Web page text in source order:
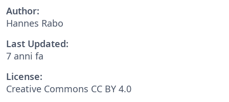
Author:
Hannes Rabo
Last Updated:
7 anni fa
License:
Creative Commons CC BY 4.0